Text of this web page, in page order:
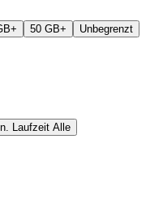
50 GB+ Unbegrenzt
Laufzeit Alle